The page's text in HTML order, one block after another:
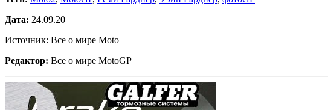
Дата: 24.09.20
Источник: Все о мире Moto
Редактор: Все о мире MotoGP